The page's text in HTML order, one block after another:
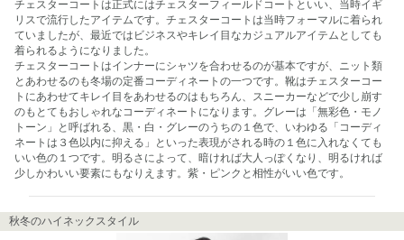
チェスターコートは正式にはチェスターフィールドコートといい、当時イギ
リスで流行したアイテムです。チェスターコートは当時フォーマルに着られ
ていましたが、最近ではビジネスやキレイ目なカジュアルアイテムとしても
着られるようになりました。
チェスターコートはインナーにシャツを合わせるのが基本ですが、ニット類
とあわせるのも冬場の定番コーディネートの一つです。靴はチェスターコー
トにあわせてキレイ目をあわせるのはもちろん、スニーカーなどで少し崩す
のもとてもおしゃれなコーディネートになります。グレーは「無彩色・モノ
トーン」と呼ばれる、黒・白・グレーのうちの１色で、いわゆる「コーディ
ネートは３色以内に抑える」といった表現がされる時の１色に入れなくても
いい色の１つです。明るさによって、暗ければ大人っぽくなり、明るければ
少しかわいい要素にもなりえます。紫・ピンクと相性がいい色です。
秋冬のハイネックスタイル